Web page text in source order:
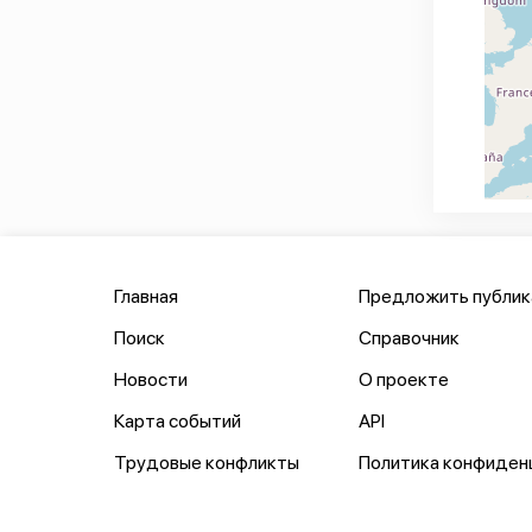
Главная
Поиск
Новости
Карта событий
Трудовые конфликты
Предложить
Справочник
О проекте
API
Политика